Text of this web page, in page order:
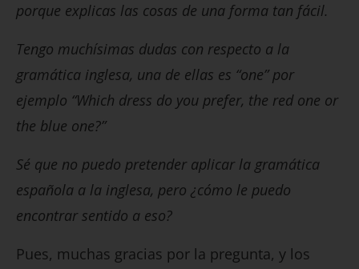
porque explicas las cosas de una forma tan fácil.
Tengo muchísimas dudas con respecto a la
gramática inglesa, una de ellas es “one” por
ejemplo “Which dress do you prefer, the red one or
the blue one?”
Sé que no puedo pretender aplicar la gramática
española a la inglesa, pero ¿cómo le puedo
encontrar sentido a eso?
Pues, muchas gracias por la pregunta, y los